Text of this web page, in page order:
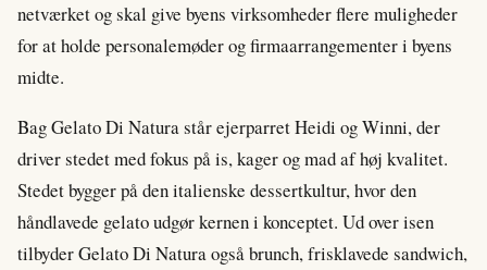
netværket og skal give byens virksomheder flere muligheder
for at holde personalemøder og firmaarrangementer i byens
midte.
Bag Gelato Di Natura står ejerparret Heidi og Winni, der
driver stedet med fokus på is, kager og mad af høj kvalitet.
Stedet bygger på den italienske dessertkultur, hvor den
håndlavede gelato udgør kernen i konceptet. Ud over isen
tilbyder Gelato Di Natura også brunch, frisklavede sandwich,